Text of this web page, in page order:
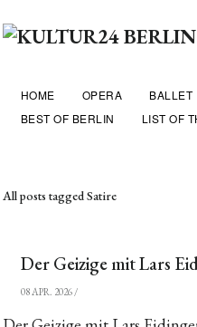
HOME OPERA BALLET
BEST OF BERLIN
LIST OF
All posts tagged Satire
Der Geizige mit Lars
08 APR. 2026/